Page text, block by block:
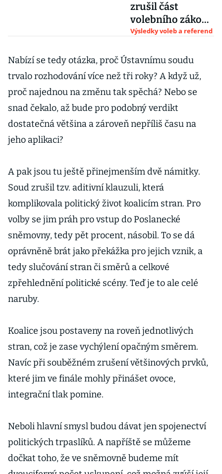
zrušil část
volebního zákona
kvůli porušení
Výsledky voleb a referend
Nabízí se tedy otázka, proč Ústavnímu soudu
trvalo rozhodování více než tři roky? A když už,
proč najednou na změnu tak spěchá? Nebo se
snad čekalo, až bude pro podobný verdikt
dostatečná většina a zároveň nepříliš času na
jeho aplikaci?
A pak jsou tu ještě přinejmenším dvě námitky.
Soud zrušil tzv. aditivní klauzuli, která
komplikovala politický život koalicím stran. Pro
volby se jim práh pro vstup do Poslanecké
sněmovny, tedy pět procent, násobil. To se dá
oprávněně brát jako překážka pro jejich vznik, a
tedy slučování stran či směrů a celkové
zpřehlednění politické scény. Teď je to ale celé
naruby.
Koalice jsou postaveny na roveň jednotlivých
stran, což je zase vychýlení opačným směrem.
Navíc při souběžném zrušení většinových prvků,
které jim ve finále mohly přinášet ovoce,
integrační tlak pomine.
Neboli hlavní smysl budou dávat jen spojenectví
politických trpaslíků. A napříště se můžeme
dočkat toho, že ve sněmovně budeme mít